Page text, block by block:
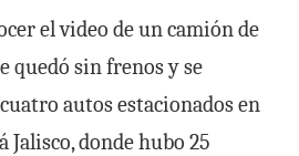
el video de un camión de
quedó sin frenos y se
autos estacionados en
Jalisco, donde hubo 25